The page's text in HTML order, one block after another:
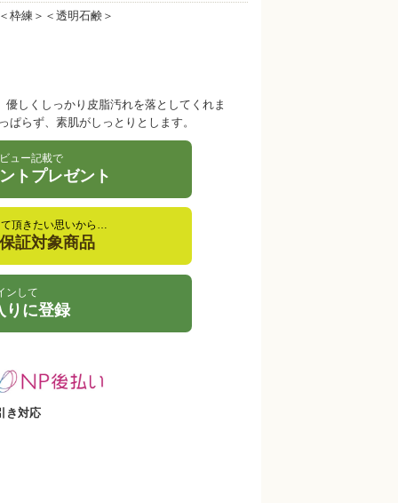
枠練＞＜透明石鹸＞
しくしっかり皮脂汚れを落としてくれま
らず、素肌がしっとりとします。
ュー記載で
トプレゼント
頂きたい思いから…
証対象商品
ンして
りに登録
き対応